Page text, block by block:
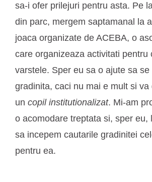
sa-i ofer prilejuri pentru asta. Pe
din parc, mergem saptamanal la
joaca organizate de ACEBA, o
care organizeaza activitati pentru
varstele. Sper eu sa o ajute sa
gradinita, caci nu mai e mult si va
un copil institutionalizat. Mi-am
o acomodare treptata si, sper eu,
sa incepem cautarile gradinitei
pentru ea.